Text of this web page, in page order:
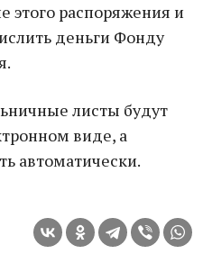
этого распоряжения и
деньги Фонду
листы будут
виде, а
автоматически.